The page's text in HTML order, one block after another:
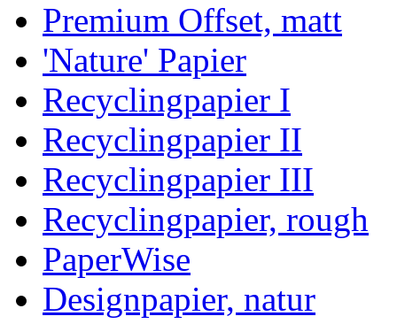
Premium Offset, matt
'Nature' Papier
Recyclingpapier I
Recyclingpapier II
Recyclingpapier III
Recyclingpapier, rough
PaperWise
Designpapier, natur